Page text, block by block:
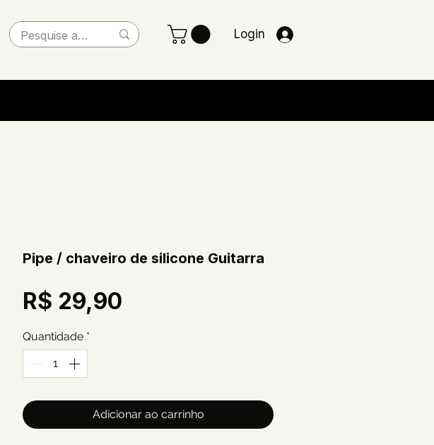
Login
Pipe / chaveiro de silicone Guitarra
R$ 29,90
Quantidade *
Adicionar ao carrinho